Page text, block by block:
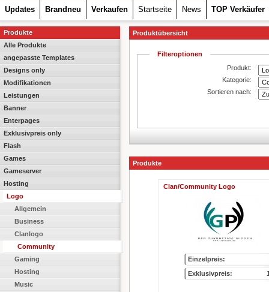
Updates Brandneu Verkaufen Startseite News TOP Verkäufer
Produkte
Alle Produkte
angepasste Templates
Designs only
Modifikationen
Leistungen
Banner
Enterpages
Exklusivpreis only
Flash
Games
Gameserver
Hosting
Logo
Allgemein
Business
Clanlogo
Community
Gaming
Hosting
Music
Produktübersicht
Filteroptionen
Produkt:
Kategorie:
Sortieren nach:
Produkte
Clan/Community Logo
Einzelpreis:
Exklusivpreis: